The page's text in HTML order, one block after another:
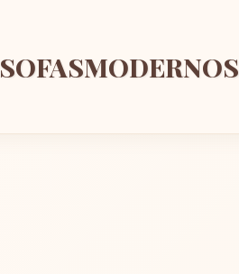
SOFASMODERNOS